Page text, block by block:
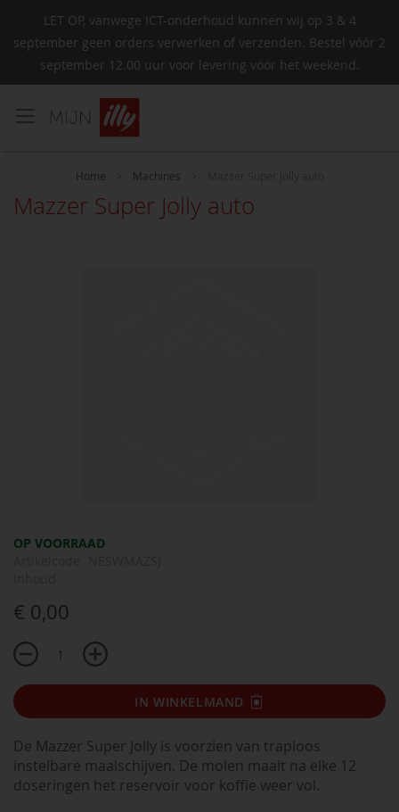
LET OP, vanwege ICT-onderhoud kunnen wij op 3 & 4
september geen orders verwerken of verzenden. Bestel vóór 2
september 12.00 uur voor levering vóór het weekend.
Home Machines
Mazzer Super Jolly auto
OP VOORRAAD
€ 0,00
IN WINKELMAND
De Mazzer Super Jolly is voorzien van traploos
instelbare maalschijven. De molen maalt na elke 12
doseringen het reservoir voor koffie weer vol.
Ga
van
afbeeldingen-
gallerij